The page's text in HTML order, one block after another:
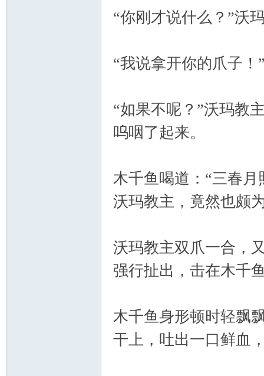
“你刚才说什么？”沃
“我说拿开你的爪子
“如果不呢？”沃玛教
呜咽了起来。
木千鱼喝道：“三春
沃玛教主，竟然也颇
沃玛教主双爪一合，
强行扯出，击在木千
木千鱼身形顿时轻飘
干上，吐出一口鲜血